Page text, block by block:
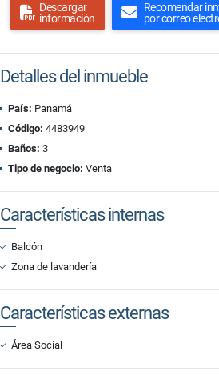
Descargar
información
Recomendar
por correo
Detalles del inmueble
País: Panamá
Código: 4483949
Baños: 3
Tipo de negocio: Venta
Características internas
Balcón
Zona de lavandería
Características externas
Área Social